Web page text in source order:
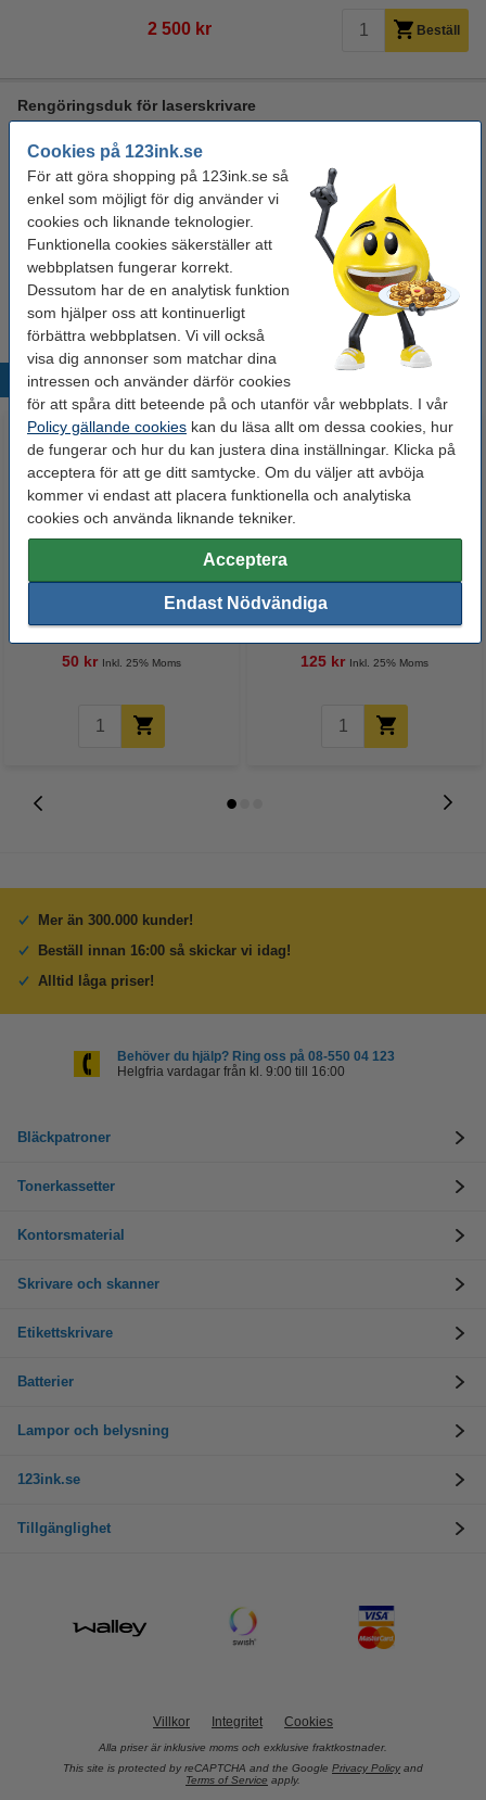
Cookies på 123ink.se
För att göra shopping på 123ink.se så
enkel som möjligt för dig använder vi
cookies och liknande teknologier.
Funktionella cookies säkerställer att
webbplatsen fungerar korrekt.
Dessutom har de en analytisk funktion
som hjälper oss att kontinuerligt
förbättra webbplatsen. Vi vill också
visa dig annonser som matchar dina
intressen och använder därför cookies
för att spåra ditt beteende på och utanför vår webbplats. I vår
Policy gällande cookies kan du läsa allt om dessa cookies, hur
de fungerar och hur du kan justera dina inställningar. Klicka på
acceptera för att ge ditt samtycke. Om du väljer att avböja
kommer vi endast att placera funktionella och analytiska
cookies och använda liknande tekniker.
Acceptera
Endast Nödvändiga
2 500 kr Beställ
Rengöringsduk för laserskrivare
999099
Se specifikationerna och beskrivningen
i lager
Beställ nu så skickar vi idag!
19 kr Beställ
Populära produkter
Märkpenna permanent 2.5mm |
50 kr Inkl. 25% Moms
Lamineringsfickor A4 80 mik. |
blank | 123ink 100st
125 kr Inkl. 25% Moms
Mer än 300.000 kunder!
Beställ innan 16:00 så skickar vi idag!
Alltid låga priser!
Behöver du hjälp? Ring oss på 08-550 04 123
Helgfria vardagar från kl. 9:00 till 16:00
Bläckpatroner
Tonerkassetter
Kontorsmaterial
Skrivare och skanner
Etikettskrivare
Batterier
Lampor och belysning
123ink.se
Tillgänglighet
Villkor Integritet Cookies
Alla priser är inklusive moms och exklusive fraktkostnader.
This site is protected by reCAPTCHA and the Google Privacy Policy and
Terms of Service apply.